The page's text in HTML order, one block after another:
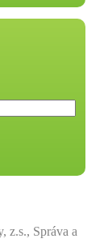
z.s., Správa a